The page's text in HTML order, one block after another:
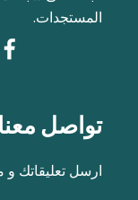
المستجدات.
تواصل معنا
ارسل تعليقاتك و